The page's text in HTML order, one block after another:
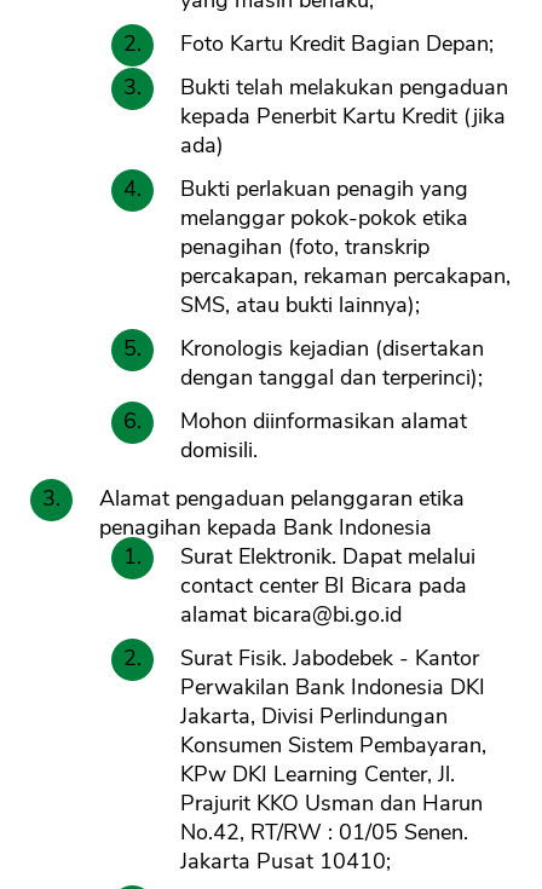
Foto Kartu Kredit Bagian Depan;
Bukti telah melakukan pengaduan
kepada Penerbit Kartu Kredit (jika
ada)
Bukti perlakuan penagih yang
melanggar pokok-pokok etika
penagihan (foto, transkrip
percakapan, rekaman percakapan,
SMS, atau bukti lainnya);
Kronologis kejadian (disertakan
dengan tanggal dan terperinci);
Mohon diinformasikan alamat
domisili.
Alamat pengaduan pelanggaran etika
penagihan kepada Bank Indonesia
Surat Elektronik. Dapat melalui
contact center BI Bicara pada
alamat bicara@bi.go.id
Surat Fisik. Jabodebek - Kantor
Perwakilan Bank Indonesia DKI
Jakarta, Divisi Perlindungan
Konsumen Sistem Pembayaran,
KPw DKI Learning Center, Jl.
Prajurit KKO Usman dan Harun
No.42, RT/RW : 01/05 Senen.
Jakarta Pusat 10410;